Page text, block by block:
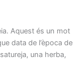
Aquest és un mot
data de l’època de
una herba,